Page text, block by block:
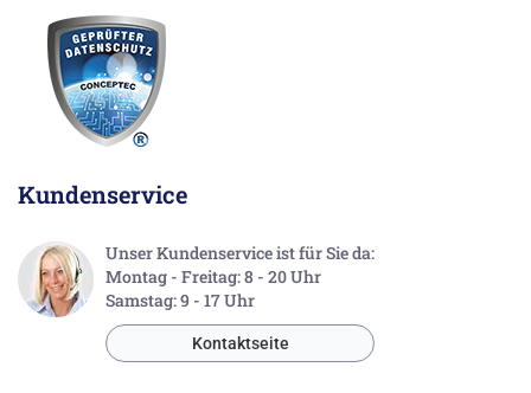
Kundenservice
Unser Kundenservice ist für Sie da:
Montag - Freitag: 8 - 20 Uhr
Samstag: 9 - 17 Uhr
Kontaktseite